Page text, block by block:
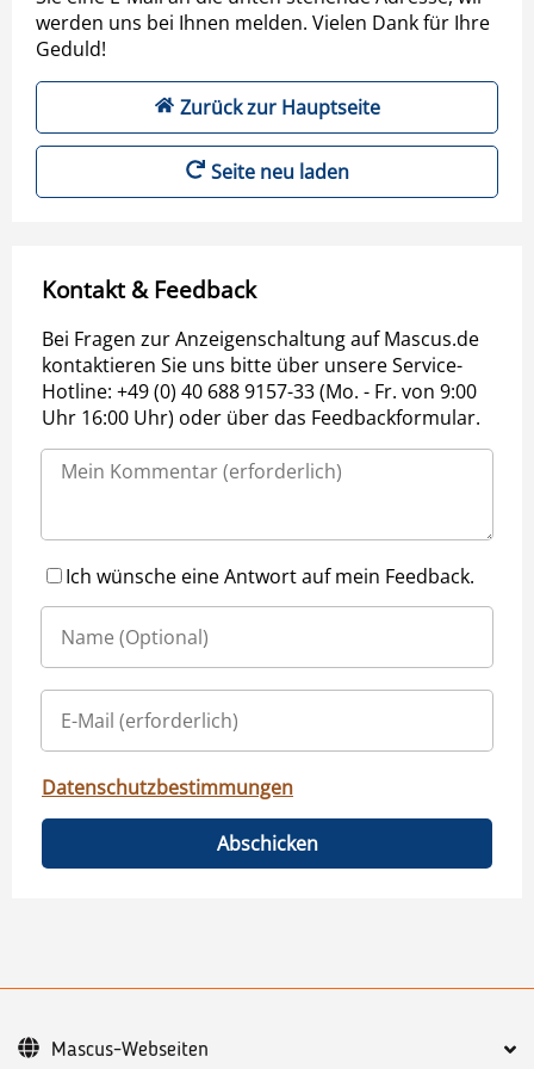
werden uns bei Ihnen melden. Vielen Dank für Ihre
Geduld!
Zurück zur Hauptseite
Seite neu laden
Kontakt & Feedback
Bei Fragen zur Anzeigenschaltung auf Mascus.de
kontaktieren Sie uns bitte über unsere Service-
Hotline: +49 (0) 40 688 9157-33 (Mo. - Fr. von 9:00
Uhr 16:00 Uhr) oder über das Feedbackformular.
Ich wünsche eine Antwort auf mein Feedback.
Datenschutzbestimmungen
Abschicken
Mascus-Webseiten